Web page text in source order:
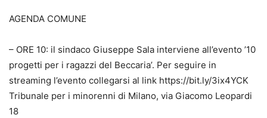
AGENDA COMUNE
– ORE 10: il sindaco Giuseppe Sala interviene all’evento ’10
progetti per i ragazzi del Beccaria’. Per seguire in
streaming l’evento collegarsi al link https://bit.ly/3ix4YCK
Tribunale per i minorenni di Milano, via Giacomo Leopardi
18